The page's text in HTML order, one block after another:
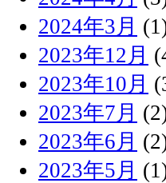
2024年3月
2023年12月
2023年10月
2023年7月
2023年6月
2023年5月